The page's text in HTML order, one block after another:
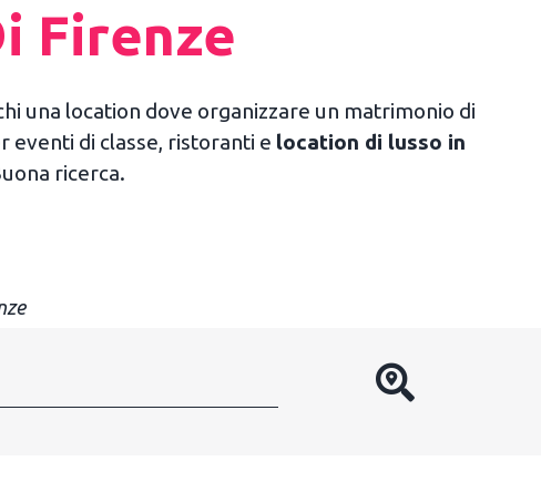
Firenze
una location dove organizzare un matrimonio di
eventi di classe, ristoranti e location di lusso in
ricerca.